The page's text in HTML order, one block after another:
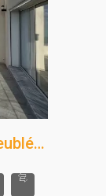
À louer | Duplex de luxe meublé avec vue mer – Corniche Sousse